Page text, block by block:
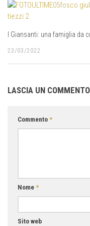
I Giansanti: una famiglia da
23/03/2022
LASCIA UN COMMENTO
Commento *
Nome *
Sito web